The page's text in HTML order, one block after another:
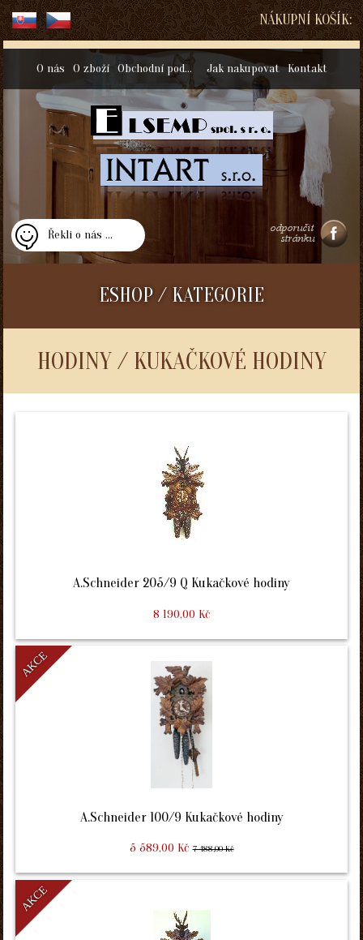
NÁKUPNÍ KOŠÍK:
Řekli o nás ...
O nás O zboží Obchodní podmínky Jak nakupovat Kontakt
HODINY / KUKAČKOVÉ HODINY
ESHOP / KATEGORIE
A.Schneider 205/9 Q Kukačkové hodiny
8 190,00 Kč
AKCE
A.Schneider 100/9 Kukačkové hodiny
5 589,00 Kč 7 488,00 Kč
AKCE